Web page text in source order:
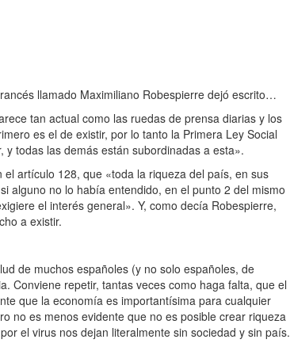
llamado Maximiliano Robespierre dejó escrito…
tan actual como las ruedas de prensa diarias y los
es el de existir, por lo tanto la Primera Ley Social
todas las demás están subordinadas a esta».
artículo 128, que «toda la riqueza del país, en sus
alguno no lo había entendido, en el punto 2 del mismo
el interés general». Y, como decía Robespierre,
a existir.
de muchos españoles (y no solo españoles, de
Conviene repetir, tantas veces como haga falta, que el
que la economía es importantísima para cualquier
no es menos evidente que no es posible crear riqueza
el virus nos dejan literalmente sin sociedad y sin país.